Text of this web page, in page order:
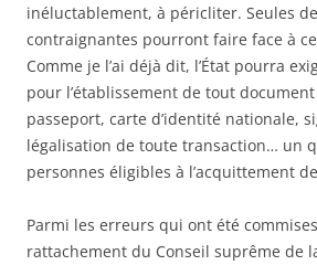
inéluctablement, à péricliter. Seules
contraignantes pourront faire face à
Comme je l’ai déjà dit, l’État pourra
pour l’établissement de tout
passeport, carte d’identité nationale,
légalisation de toute transaction… un
personnes éligibles à l’acquittement
Parmi les erreurs qui ont été
rattachement du Conseil suprême de